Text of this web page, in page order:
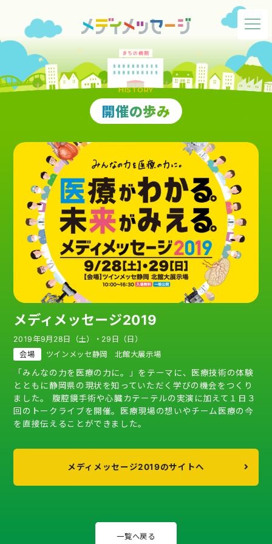
HISTORY
開催の歩み
メディメッセージ2019
2019年9月28日（土）・29日（日）
会場
ツインメッセ静岡 北館大展示場
「みんなの力を医療の力に。」をテーマに、医療技術の体験
とともに静岡県の現状を知っていただく学びの機会をつくり
ました。 腹腔鏡手術や心臓カテーテルの実演に加えて１日３
回のトークライブを開催。医療現場の想いやチーム医療の今
を直接伝えることができました。
メディメッセージ2019のサイトへ
一覧へ戻る